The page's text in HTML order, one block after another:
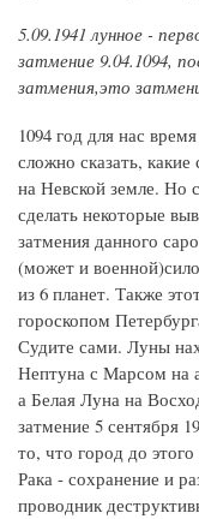
5.09.1941 лунное -
затмение 9.04.1094,
затмения,это
1094 год для нас
сложно сказать,
на Невской земле. Но
сделать некоторые
затмения данного
(может и
из 6 планет. Также
гороскопом
Судите сами. Луны
Нептуна с Марсом на
а Белая Луна на
затмение 5 сентября
то, что город до
Рака - сохранение и
проводник